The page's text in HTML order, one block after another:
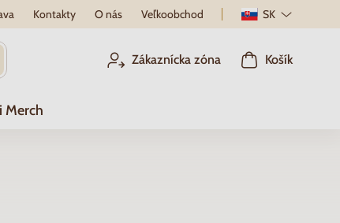
Kontakty O nás Veľkoobchod SK
Zákaznícka zóna Košík
Merch